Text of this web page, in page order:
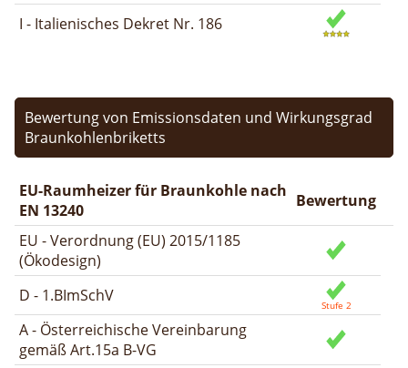
I - Italienisches Dekret Nr. 186
Bewertung von Emissionsdaten und Wirkungsgrad
Braunkohlenbriketts
EU-Raumheizer für Braunkohle nach
EN 13240
Bewertung
EU - Verordnung (EU) 2015/1185
(Ökodesign)
D - 1.BImSchV
A - Österreichische Vereinbarung
gemäß Art.15a B-VG